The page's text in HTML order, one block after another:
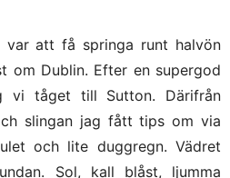
var att få springa runt halvön
om Dublin. Efter en supergod
vi tåget till Sutton. Därifrån
slingan jag fått tips om via
och lite duggregn. Vädret
Sol, kall blåst, ljumma